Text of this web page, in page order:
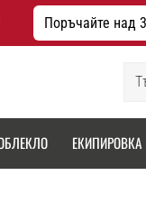
Поръчайте над
ЕКИПИРОВКА